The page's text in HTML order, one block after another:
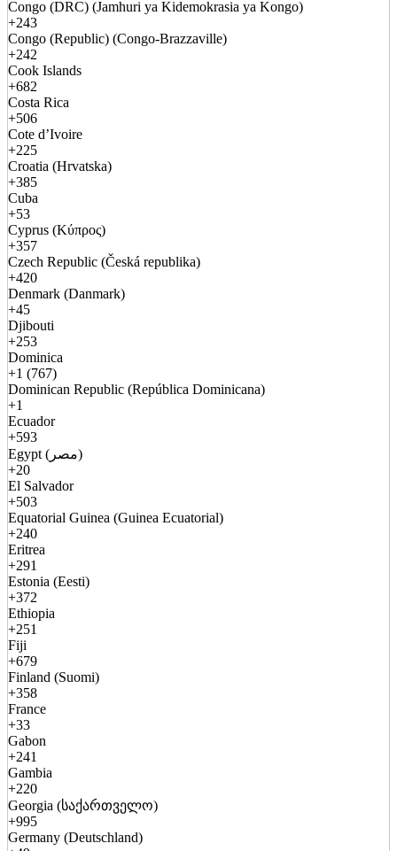
Congo (DRC) (Jamhuri ya Kidemokrasia ya Kongo)
+243
Congo (Republic) (Congo-Brazzaville)
+242
Cook Islands
+682
Costa Rica
+506
Cote d’Ivoire
+225
Croatia (Hrvatska)
+385
Cuba
+53
Cyprus (Κύπρος)
+357
Czech Republic (Česká republika)
+420
Denmark (Danmark)
+45
Djibouti
+253
Dominica
+1 (767)
Dominican Republic (República Dominicana)
+1
Ecuador
+593
Egypt (مصر)
+20
El Salvador
+503
Equatorial Guinea (Guinea Ecuatorial)
+240
Eritrea
+291
Estonia (Eesti)
+372
Ethiopia
+251
Fiji
+679
Finland (Suomi)
+358
France
+33
Gabon
+241
Gambia
+220
Georgia (საქართველო)
+995
Germany (Deutschland)